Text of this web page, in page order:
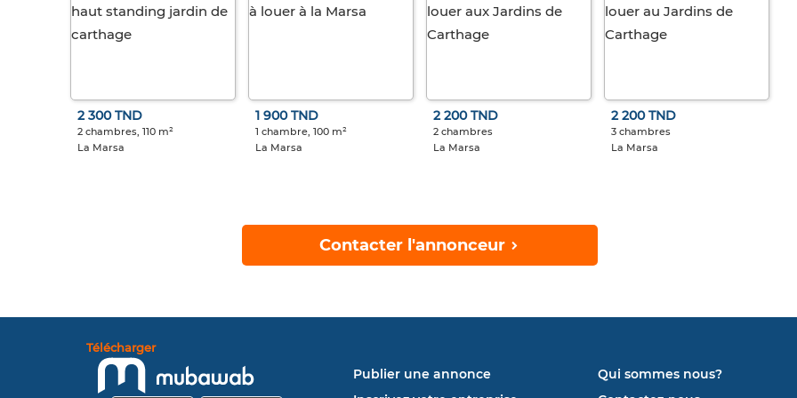
2 300 TND
2 chambres, 110 m²
La Marsa
1 900 TND
1 chambre, 100 m²
La Marsa
2 200 TND
2 chambres
La Marsa
2 200 TND
3 chambres
La Marsa
Contacter l'annonceur
Télécharger
Publier une annonce
Qui sommes nous?